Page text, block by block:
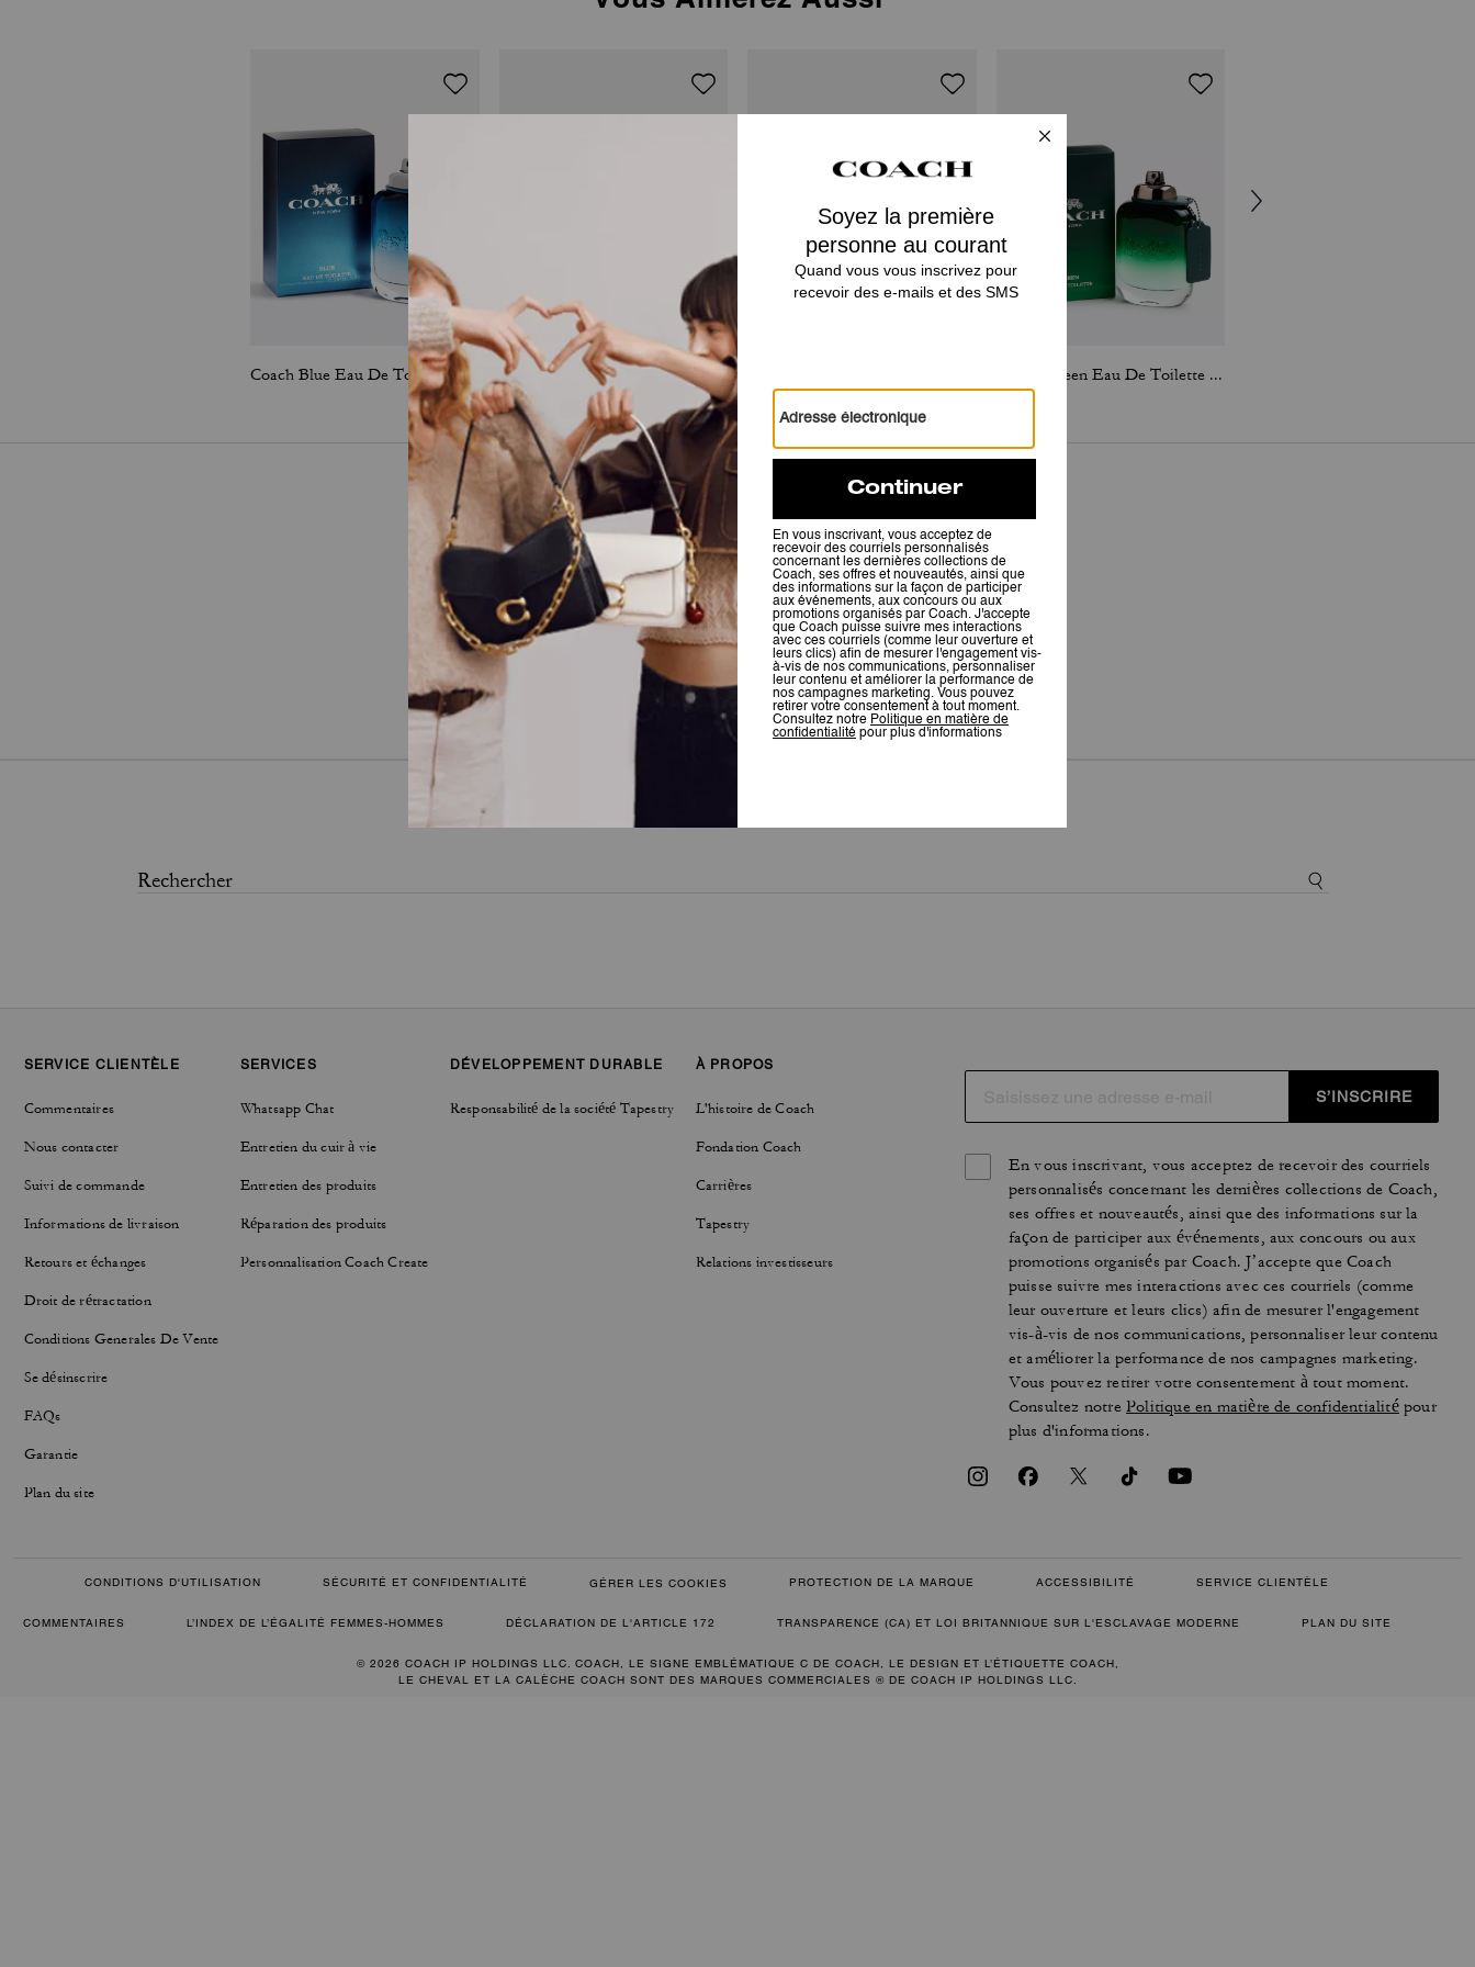
Coach Blue Eau De Toilette 100 Ml Pure Platinum Parfum 100 Ml Coach Green Eau De Toilette 100 Ml
Avis
Il n’y a pas encore d’avis.
Pour plus d’informations sur la manière dont nous vérifions nos avis, cliquezici.
SERVICE CLIENTÈLE
Commentaires
Nous contacter
Suivi de commande
Informations de livraison
Retours et échanges
Droit de rétractation
Conditions Generales De Vente
Se désinscrire
FAQs
Garantie
Plan du site
SERVICES
Whatsapp Chat
Entretien du cuir à vie
Entretien des produits
Réparation des produits
Personnalisation Coach Create
DÉVELOPPEMENT DURABLE
Responsabilité de la société Tapestry
À PROPOS
L'histoire de Coach
Fondation Coach
Carrières
Tapestry
Relations investisseurs
S’INSCRIRE
En vous inscrivant, vous acceptez de recevoir des courriels
personnalisés concernant les dernières collections de Coach,
ses offres et nouveautés, ainsi que des informations sur la
façon de participer aux événements, aux concours ou aux
promotions organisés par Coach. J’accepte que Coach
puisse suivre mes interactions avec ces courriels (comme
leur ouverture et leurs clics) afin de mesurer l'engagement
vis-à-vis de nos communications, personnaliser leur contenu
et améliorer la performance de nos campagnes marketing.
Vous pouvez retirer votre consentement à tout moment.
Consultez notrePolitique en matière de confidentialitépour
plus d'informations.
CONDITIONS D'UTILISATION SÉCURITÉ ET CONFIDENTIALITÉ GÉRER LES COOKIES PROTECTION DE LA MARQUE ACCESSIBILITÉ SERVICE CLIENTÈLE
COMMENTAIRES L’INDEX DE L’ÉGALITÉ FEMMES-HOMMES DÉCLARATION DE L'ARTICLE 172 TRANSPARENCE (CA) ET LOI BRITANNIQUE SUR L'ESCLAVAGE MODERNE PLAN DU SITE
© 2026 COACH IP HOLDINGS LLC. COACH, LE SIGNE EMBLÉMATIQUE C DE COACH, LE DESIGN ET L’ÉTIQUETTE COACH,
LE CHEVAL ET LA CALÈCHE COACH SONT DES MARQUES COMMERCIALES ® DE COACH IP HOLDINGS LLC.